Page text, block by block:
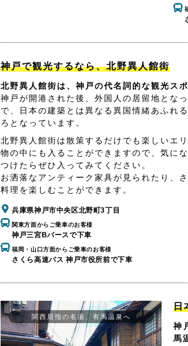
神戸で観光するなら、北野異人館街
北野異人館街は、神戸の代名詞的な観光スポ
神戸が開港された後、外国人の居留地とな
で、日本の建築とは異なる異国情緒あふれ
ろとなっています。
北野異人館街は散策するだけでも楽しいエ
物の中にも入ることができますので、気に
つけたらぜひ入ってみてください。
お洒落なアンティーク家具が見られたり、
料理を楽しむことができます。
兵庫県神戸市中央区北野町3丁目
関東方面からご乗車のお客様
神戸三宮Bバースで下車
福岡・山口方面からご乗車のお客様
さくら高速バス 神戸市役所前で下車
関西屈指の名湯、有馬温泉へ
日
神
馬